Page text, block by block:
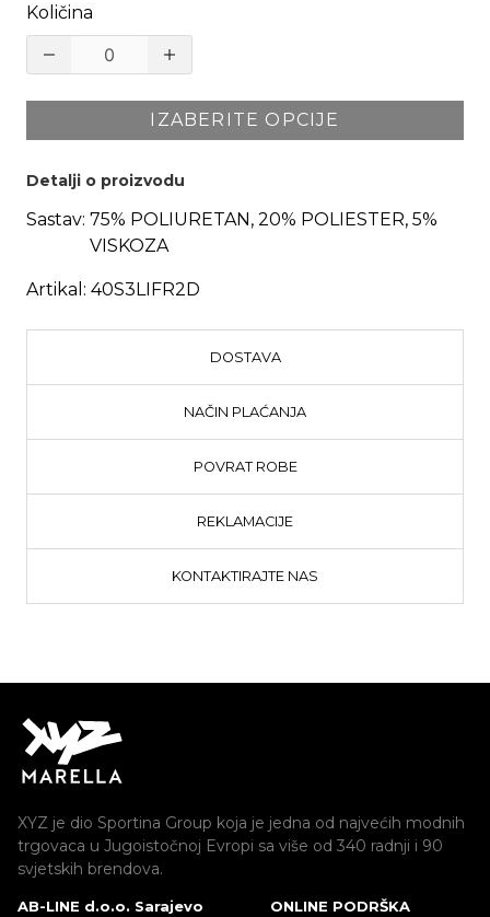
Količina
IZABERITE OPCIJE
Detalji o proizvodu
Sastav: 75% POLIURETAN, 20% POLIESTER, 5%
VISKOZA
Artikal: 40S3LIFR2D
DOSTAVA
NAČIN PLAĆANJA
POVRAT ROBE
REKLAMACIJE
KONTAKTIRAJTE NAS
XYZ je dio Sportina Group koja je jedna od najvećih modnih
trgovaca u Jugoistočnoj Evropi sa više od 340 radnji i 90
svjetskih brendova.
AB-LINE d.o.o. Sarajevo
ONLINE PODRŠKA